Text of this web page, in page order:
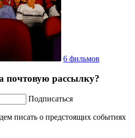
6 фильмов
почтовую рассылку?
Подписаться
писать о предстоящих событиях